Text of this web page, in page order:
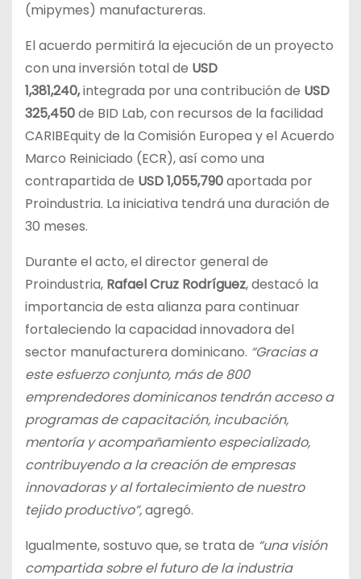
(mipymes) manufactureras.
El acuerdo permitirá la ejecución de un proyecto
con una inversión total de USD
1,381,240,integrada por una contribución de USD
325,450de BID Lab, con recursos de la facilidad
CARIBEquity de la Comisión Europea y el Acuerdo
Marco Reiniciado (ECR), así como una
contrapartida de USD 1,055,790aportada por
Proindustria. La iniciativa tendrá una duración de
30 meses.
Durante el acto, el director general de
Proindustria, Rafael Cruz Rodríguez, destacó la
importancia de esta alianza para continuar
fortaleciendo la capacidad innovadora del
sector manufacturera dominicano. “Gracias a
este esfuerzo conjunto, más de 800
emprendedores dominicanos tendrán acceso a
programas de capacitación, incubación,
mentoría y acompañamiento especializado,
contribuyendo a la creación de empresas
innovadoras y al fortalecimiento de nuestro
tejido productivo”,agregó.
Igualmente, sostuvo que, se trata de “una visión
compartida sobre el futuro de la industria